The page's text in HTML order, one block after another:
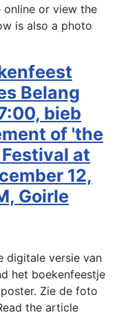
online or view the
is also a photo
Belang
bieb
of 'the
at
12,
Goirle
digitale versie van
het boekenfeestje
Zie de foto
the article